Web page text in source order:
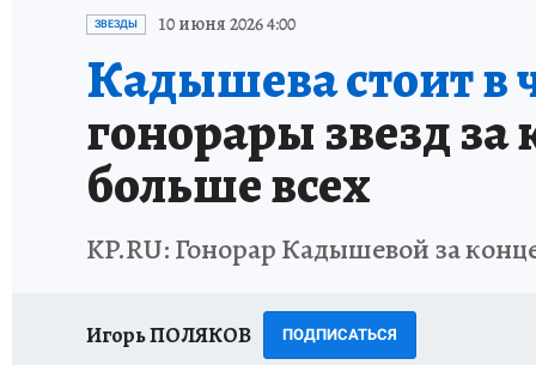
ИСПЫТАНО НА СЕБЕ
ЗВЕЗДЫ 10 июня 2026 4:00
Кадышева стоит в
гонорары звезд за
больше всех
KP.RU: Гонорар Кадышевой за
Игорь ПОЛЯКОВ ПОДПИСАТЬСЯ